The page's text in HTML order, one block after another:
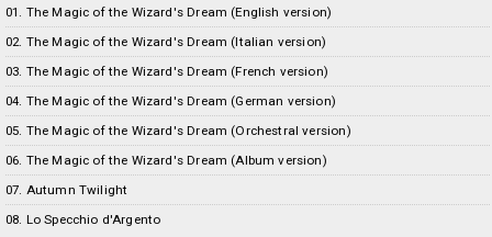
01. The Magic of the Wizard's Dream (English version)
02. The Magic of the Wizard's Dream (Italian version)
03. The Magic of the Wizard's Dream (French version)
04. The Magic of the Wizard's Dream (German version)
05. The Magic of the Wizard's Dream (Orchestral version)
06. The Magic of the Wizard's Dream (Album version)
07. Autumn Twilight
08. Lo Specchio d'Argento